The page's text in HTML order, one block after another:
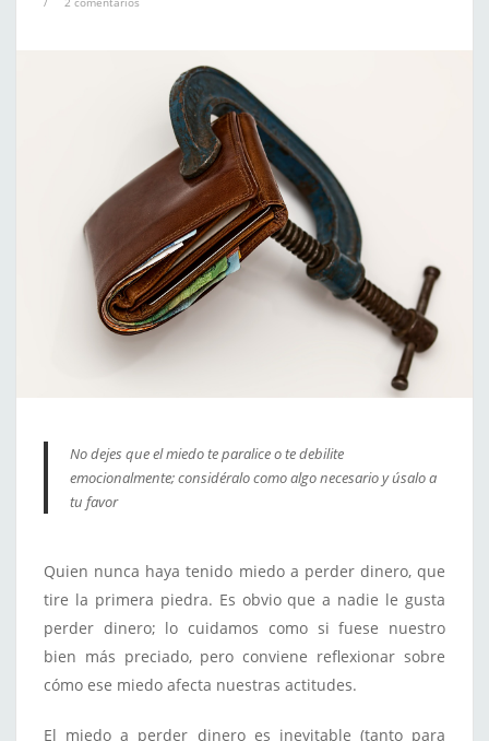
No dejes que el miedo te paralice o te debilite
emocionalmente; considéralo como algo necesario y úsalo a
tu favor
Quien nunca haya tenido miedo a perder dinero, que
tire la primera piedra. Es obvio que a nadie le gusta
perder dinero; lo cuidamos como si fuese nuestro
bien más preciado, pero conviene reflexionar sobre
cómo ese miedo afecta nuestras actitudes.
El miedo a perder dinero es inevitable (tanto para